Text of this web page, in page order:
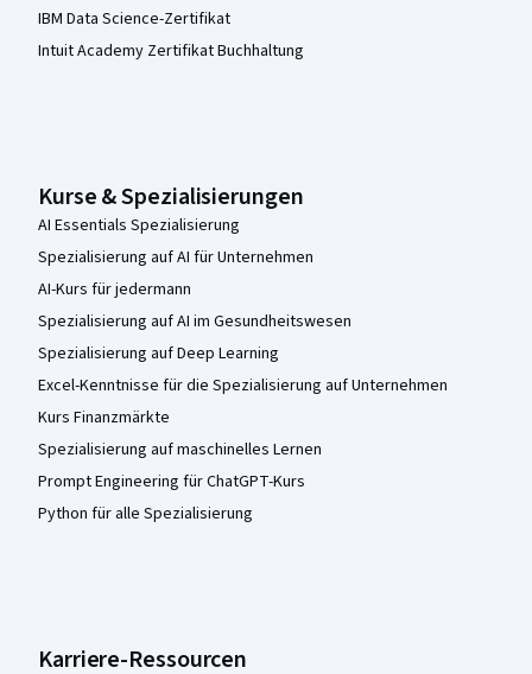
IBM Data Science-Zertifikat
Intuit Academy Zertifikat Buchhaltung
Kurse & Spezialisierungen
AI Essentials Spezialisierung
Spezialisierung auf AI für Unternehmen
AI-Kurs für jedermann
Spezialisierung auf AI im Gesundheitswesen
Spezialisierung auf Deep Learning
Excel-Kenntnisse für die Spezialisierung auf Unternehmen
Kurs Finanzmärkte
Spezialisierung auf maschinelles Lernen
Prompt Engineering für ChatGPT-Kurs
Python für alle Spezialisierung
Karriere-Ressourcen